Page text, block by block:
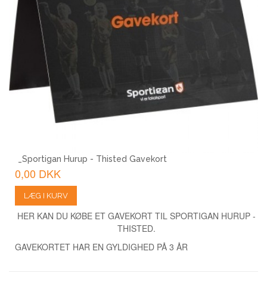
_Sportigan Hurup - Thisted Gavekort
0,00 DKK
LÆG I KURV
HER KAN DU KØBE ET GAVEKORT TIL SPORTIGAN HURUP -
THISTED.
GAVEKORTET HAR EN GYLDIGHED PÅ 3 ÅR